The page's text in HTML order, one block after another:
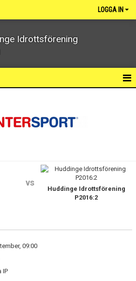
LOGGA IN
Idrottsförening
vs
Huddinge Idrottsförening
P2016:2
09:00
IP